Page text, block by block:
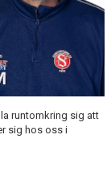
runtomkring sig att
sig hos oss i